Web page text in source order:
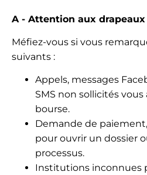
A - Attention aux drapeaux
Méfiez-vous si vous
suivants :
Appels, messages
SMS non sollicités
bourse.
Demande de
pour ouvrir un dossier
processus.
Institutions inconnues